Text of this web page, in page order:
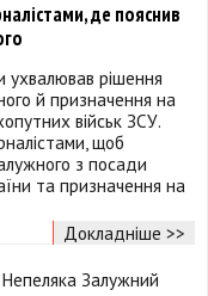
де пояснив
ухвалював рішення
й призначення на
військ ЗСУ.
щоб
з посади
та призначення на
Докладніше >>